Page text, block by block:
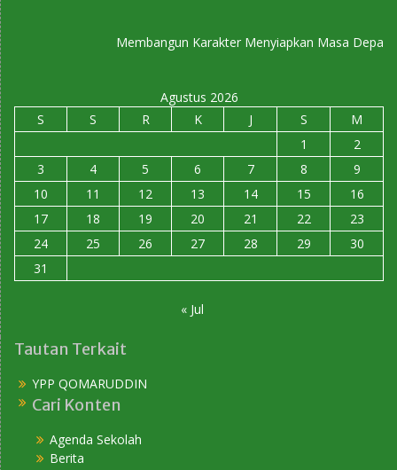
Membangun Karakter Menyiapkan Masa Depan
Agustus 2026
S
S R K J S
M
1
2
3
4 5 6 7 8
9
10
11 12 13 14 15
16
17
18 19 20 21 22
23
24
25 26 27 28 29
30
31
« Jul
Tautan Terkait
YPP QOMARUDDIN
Cari Konten
Agenda Sekolah
Berita